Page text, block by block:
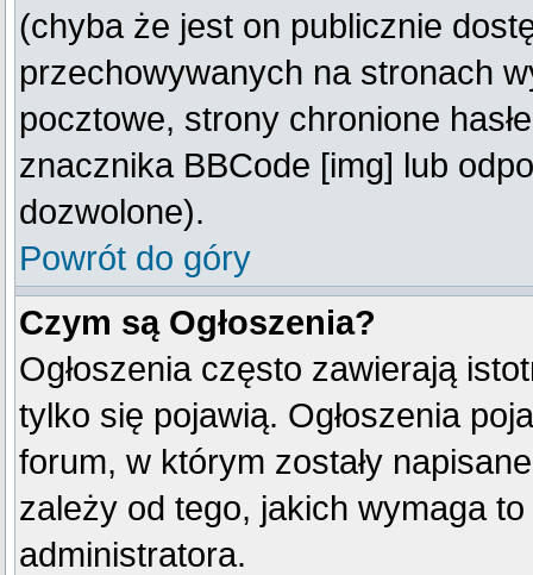
(chyba że jest on publicznie
przechowywanych na stronach
pocztowe, strony chronione
znacznika BBCode [img] lub
dozwolone).
Powrót do góry
Czym są Ogłoszenia?
Ogłoszenia często zawierają
tylko się pojawią. Ogłoszenia
forum, w którym zostały
zależy od tego, jakich wymaga
administratora.